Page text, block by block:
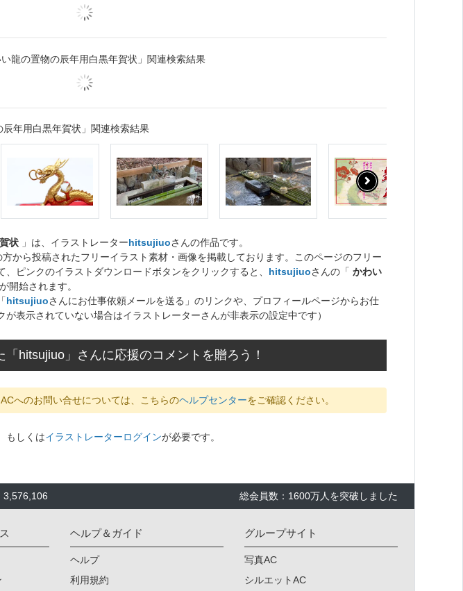
龍の置物の辰年用白黒年賀状」関連検索結果
年用白黒年賀状」関連検索結果
状 」は、イラストレーターhitsujiuoさんの作品です。
から投稿されたフリーイラスト素材・画像を掲載しております。このページのフリー
、ピンクのイラストダウンロードボタンをクリックすると、 hitsujiuoさんの「 かわい
開始されます。
hitsujiuoさんにお仕事依頼メールを送る」のリンクや、プロフィールページからお仕
表示されていない場合はイラストレーターさんが非表示の設定中です）
hitsujiuo」さんに応援のコメントを贈ろう！
へのお問い合せについては、こちらのヘルプセンターをご確認ください。
もしくはイラストレーターログインが必要です。
3,576,106 総会員数：1600万人を突破しました
ヘルプ＆ガイド
ヘルプ
利用規約
グループサイト
写真AC
シルエットAC